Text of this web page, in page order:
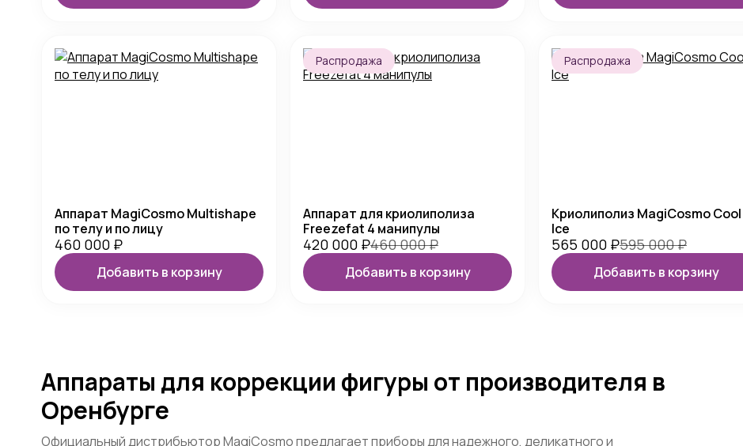
Аппарат MagiCosmo Multishape
по телу и по лицу
460 000 ₽
Добавить в корзину
Распродажа
Аппарат для криолиполиза
Freezefat 4 манипулы
420 000 ₽460 000₽
Добавить в корзину
Распродажа
Криолиполиз MagiCosmo Cool
Ice
565 000 ₽595 000₽
Добавить в корзину
Аппараты для коррекции фигуры от производителя в
Оренбурге
Официальный дистрибьютор MagiCosmo предлагает приборы для надежного, деликатного и